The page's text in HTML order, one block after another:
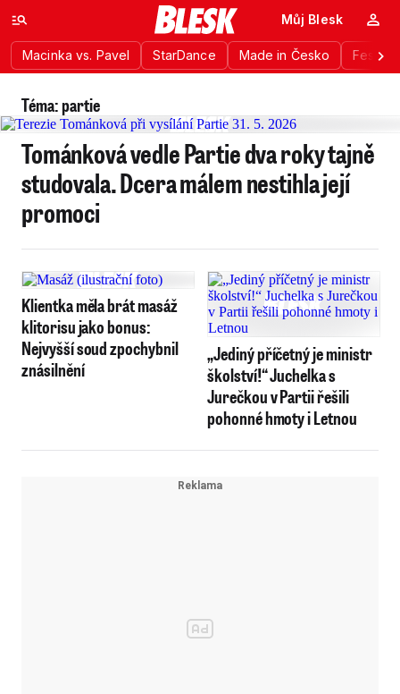
Macinka vs. Pavel StarDance Made in Česko
Můj Blesk
Téma: partie
Tománková vedle Partie dva roky tajně
studovala. Dcera málem nestihla její
promoci
Klientka měla brát masáž
klitorisu jako bonus:
Nejvyšší soud zpochybnil
znásilnění
„Jediný příčetný je ministr
školství!“ Juchelka s
Jurečkou v Partii řešili
pohonné hmoty i Letnou